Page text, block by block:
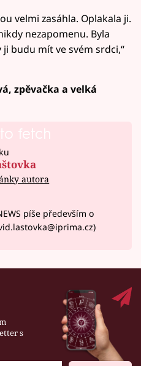
velmi zasáhla. Oplakala ji.
nezapomenu. Byla
ji budu mít ve svém srdci,“
zpěvačka a velká
fetch
autora
píše především o
s